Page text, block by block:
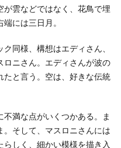
雲などではなく、花鳥で埋
には三日月。
同様、構想はエディさん、
ロニさん。エディさんが波の
たと言う。空は、好きな伝統
満な点がいくつかある。ま
そして、マスロニさんには
しく、細かい模様を描き入